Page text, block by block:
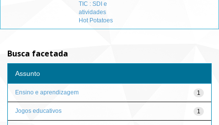
TIC : SDI e
atividades
Hot Potatoes
Busca facetada
Assunto
1
Ensino e aprendizagem
1
Jogos educativos